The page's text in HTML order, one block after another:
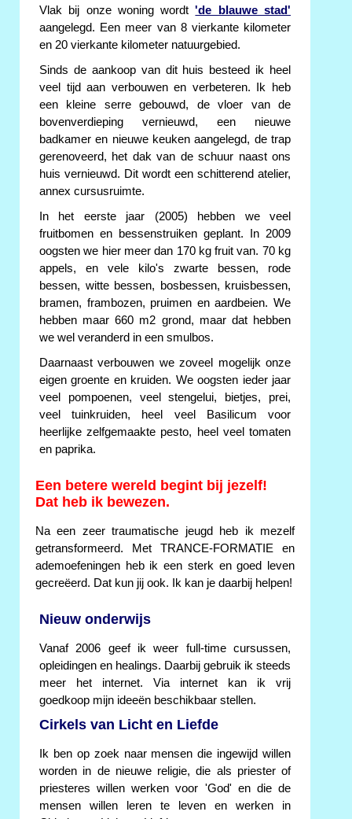
Vlak bij onze woning wordt'de blauwe stad'
aangelegd. Een meer van 8 vierkante kilometer
en 20 vierkante kilometer natuurgebied.
Sinds de aankoop van dit huis besteed ik heel
veel tijd aan verbouwen en verbeteren. Ik heb
een kleine serre gebouwd, de vloer van de
bovenverdieping vernieuwd, een nieuwe
badkamer en nieuwe keuken aangelegd, de trap
gerenoveerd, het dak van de schuur naast ons
huis vernieuwd. Dit wordt een schitterend atelier,
annex cursusruimte.
In het eerste jaar (2005) hebben we veel
fruitbomen en bessenstruiken geplant. In 2009
oogsten we hier meer dan 170 kg fruit van. 70 kg
appels, en vele kilo's zwarte bessen, rode
bessen, witte bessen, bosbessen, kruisbessen,
bramen, frambozen, pruimen en aardbeien. We
hebben maar 660 m2 grond, maar dat hebben
we wel veranderd in een smulbos.
Daarnaast verbouwen we zoveel mogelijk onze
eigen groente en kruiden. We oogsten ieder jaar
veel pompoenen, veel stengelui, bietjes, prei,
veel tuinkruiden, heel veel Basilicum voor
heerlijke zelfgemaakte pesto, heel veel tomaten
en paprika.
Een betere wereld begint bij jezelf!
Dat heb ik bewezen.
Na een zeer traumatische jeugd heb ik mezelf
getransformeerd. Met TRANCE-FORMATIE en
ademoefeningen heb ik een sterk en goed leven
gecreëerd. Dat kun jij ook. Ik kan je daarbij helpen!
Nieuw onderwijs
Vanaf 2006 geef ik weer full-time cursussen,
opleidingen en healings. Daarbij gebruik ik steeds
meer het internet. Via internet kan ik vrij
goedkoop mijn ideeën beschikbaar stellen.
Cirkels van Licht en Liefde
Ik ben op zoek naar mensen die ingewijd willen
worden in de nieuwe religie, die als priester of
priesteres willen werken voor 'God' en die de
mensen willen leren te leven en werken in